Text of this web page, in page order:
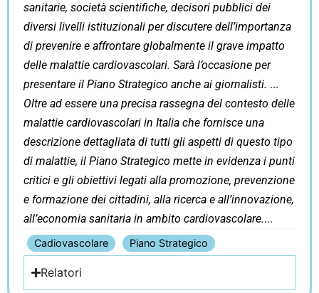
sanitarie, società scientifiche, decisori pubblici dei
diversi livelli istituzionali per discutere dell’importanza
di prevenire e affrontare globalmente il grave impatto
delle malattie cardiovascolari. Sarà l’occasione per
presentare il Piano Strategico anche ai giornalisti.
Oltre ad essere una precisa rassegna del contesto delle
malattie cardiovascolari in Italia che fornisce una
descrizione dettagliata di tutti gli aspetti di questo tipo
di malattie, il Piano Strategico mette in evidenza i punti
critici e gli obiettivi legati alla promozione, prevenzione
e formazione dei cittadini, alla ricerca e all’innovazione,
all’economia sanitaria in ambito cardiovascolare.
Cadiovascolare Piano Strategico
Relatori